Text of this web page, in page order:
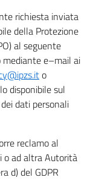
richiesta inviata
della Protezione
al seguente
mediante e–mail ai
o
disponibile sul
dati personali
reclamo al
o ad altra Autorità
d) del GDPR